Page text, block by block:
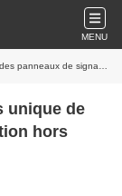
MENU
signalisation hors d'usage
unique de
hors